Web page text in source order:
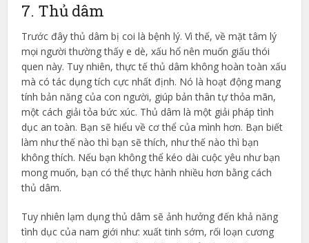
7. Thủ dâm
Trước đây thủ dâm bị coi là bệnh lý. Vì thế, về mặt tâm lý
mọi người thường thấy e dè, xấu hổ nên muốn giấu thói
quen này. Tuy nhiên, thực tế thủ dâm không hoàn toàn xấu
mà có tác dụng tích cực nhất định. Nó là hoạt động mang
tính bản năng của con người, giúp bản thân tự thỏa mãn,
một cách giải tỏa bức xúc. Thủ dâm là một giải pháp tình
dục an toàn. Bạn sẽ hiểu về cơ thể của mình hơn. Bạn biết
làm như thế nào thì bạn sẽ thích, như thế nào thì bạn
không thích. Nếu bạn không thể kéo dài cuộc yêu như bạn
mong muốn, bạn có thể thực hành nhiều hơn bằng cách
thủ dâm.
Tuy nhiên lạm dụng thủ dâm sẽ ảnh hưởng đến khả năng
tình dục của nam giới như: xuất tinh sớm, rối loạn cương